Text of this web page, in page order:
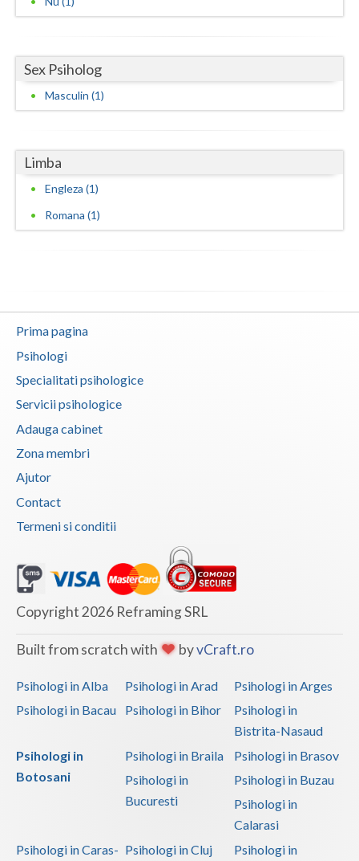
Ilfov
Maramures
Mures
Neamt
Olt
Satu-Mare
Sibiu
Suceava
Teleorman
Timis
Tulcea
Valcea
Vrancea
Sex Psiholog
Masculin (1)
Limba
Engleza (1)
Romana (1)
Prima pagina
Psihologi
Specialitati psihologice
Servicii psihologice
Adauga cabinet
Zona membri
Ajutor
Contact
Termeni si conditii
Copyright 2026 Reframing SRL
Built from scratch with byvCraft.ro
Psihologi in Alba Psihologi in Arad
Psihologi in Arges
Psihologi in Bacau
Psihologi in Bihor
Psihologi in
Bistrita-Nasaud
Psihologi in
Botosani
Psihologi in Braila
Psihologi in Brasov
Psihologi in
Bucuresti
Psihologi in Buzau
Psihologi in
Calarasi
Psihologi in Caras- Psihologi in Cluj
Psihologi in